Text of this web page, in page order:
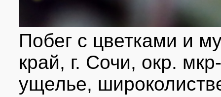
Побег с цветками и
край, г. Сочи, окр.
ущелье,